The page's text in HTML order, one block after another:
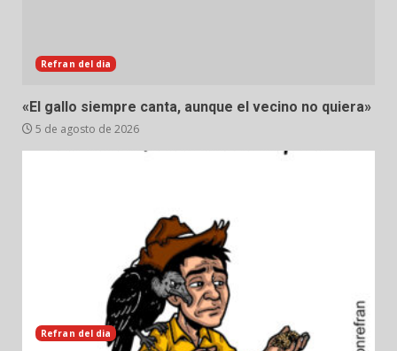
Refran del dia
«El gallo siempre canta, aunque el vecino no quiera»
5 de agosto de 2026
Refran del dia